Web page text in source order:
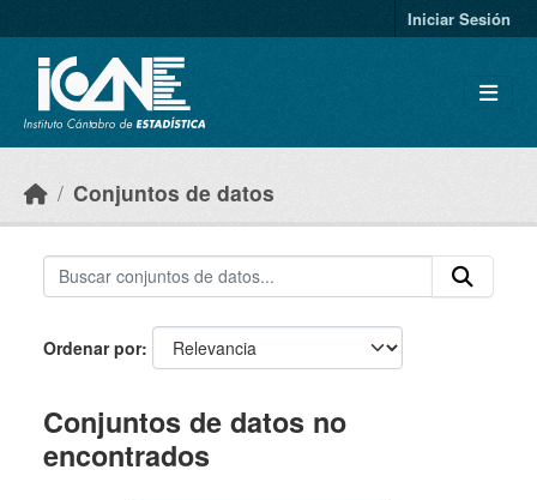
Iniciar Sesión
Conjuntos de datos
Ordenar por
Conjuntos de datos no
encontrados